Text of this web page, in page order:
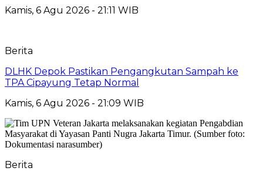
Kamis, 6 Agu 2026 - 21:11 WIB
Berita
DLHK Depok Pastikan Pengangkutan Sampah ke
TPA Cipayung Tetap Normal
Kamis, 6 Agu 2026 - 21:09 WIB
Berita